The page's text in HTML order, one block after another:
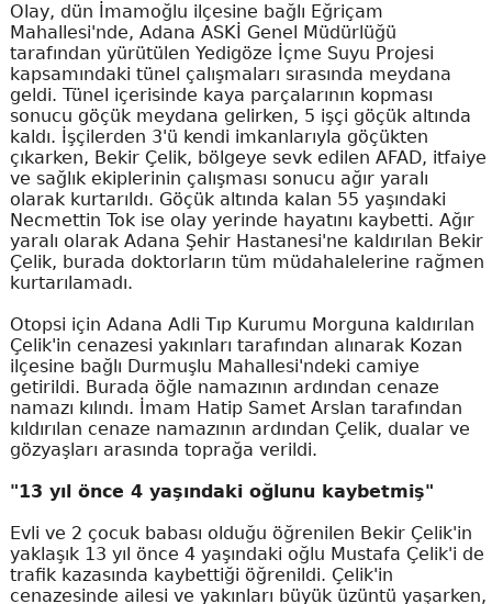
Olay, dün İmamoğlu ilçesine bağlı Eğriçam
Mahallesi'nde, Adana ASKİ Genel Müdürlüğü
tarafından yürütülen Yedigöze İçme Suyu Projesi
kapsamındaki tünel çalışmaları sırasında meydana
geldi. Tünel içerisinde kaya parçalarının kopması
sonucu göçük meydana gelirken, 5 işçi göçük altında
kaldı. İşçilerden 3'ü kendi imkanlarıyla göçükten
çıkarken, Bekir Çelik, bölgeye sevk edilen AFAD, itfaiye
ve sağlık ekiplerinin çalışması sonucu ağır yaralı
olarak kurtarıldı. Göçük altında kalan 55 yaşındaki
Necmettin Tok ise olay yerinde hayatını kaybetti. Ağır
yaralı olarak Adana Şehir Hastanesi'ne kaldırılan Bekir
Çelik, burada doktorların tüm müdahalelerine rağmen
kurtarılamadı.
Otopsi için Adana Adli Tıp Kurumu Morguna kaldırılan
Çelik'in cenazesi yakınları tarafından alınarak Kozan
ilçesine bağlı Durmuşlu Mahallesi'ndeki camiye
getirildi. Burada öğle namazının ardından cenaze
namazı kılındı. İmam Hatip Samet Arslan tarafından
kıldırılan cenaze namazının ardından Çelik, dualar ve
gözyaşları arasında toprağa verildi.
"13 yıl önce 4 yaşındaki oğlunu kaybetmiş"
Evli ve 2 çocuk babası olduğu öğrenilen Bekir Çelik'in
yaklaşık 13 yıl önce 4 yaşındaki oğlu Mustafa Çelik'i de
trafik kazasında kaybettiği öğrenildi. Çelik'in
cenazesinde ailesi ve yakınları büyük üzüntü yaşarken,